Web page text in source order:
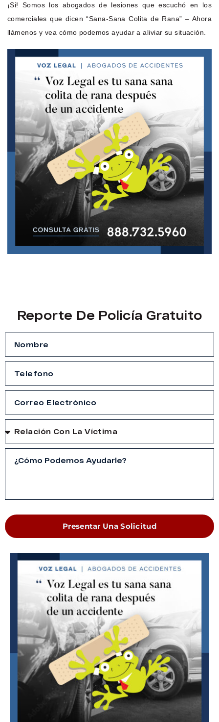
¡Si! Somos los abogados de lesiones que escuchó en los
comerciales que dicen “Sana-Sana Colita de Rana” – Ahora
llámenos y vea cómo podemos ayudar a aliviar su situación.
Reporte De Policía Gratuito
Presentar Una Solicitud